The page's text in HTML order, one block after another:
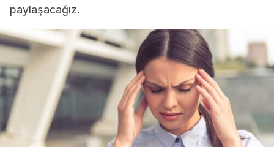
paylaşacağız.